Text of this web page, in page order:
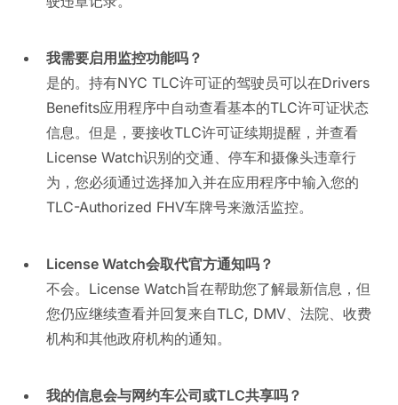
我需要启用监控功能吗？
是的。持有NYC TLC许可证的驾驶员可以在Drivers
Benefits应用程序中自动查看基本的TLC许可证状态
信息。但是，要接收TLC许可证续期提醒，并查看
License Watch识别的交通、停车和摄像头违章行
为，您必须通过选择加入并在应用程序中输入您的
TLC-Authorized FHV车牌号来激活监控。
License Watch会取代官方通知吗？
不会。License Watch旨在帮助您了解最新信息，但
您仍应继续查看并回复来自TLC, DMV、法院、收费
机构和其他政府机构的通知。
我的信息会与网约车公司或TLC共享吗？